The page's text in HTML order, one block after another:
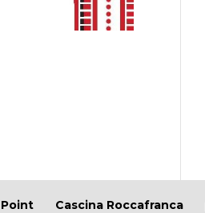
Cascina Roccafranca